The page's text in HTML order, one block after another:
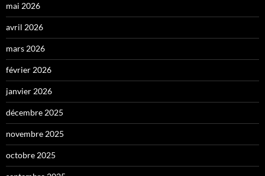
mai 2026
avril 2026
mars 2026
février 2026
janvier 2026
décembre 2025
novembre 2025
octobre 2025